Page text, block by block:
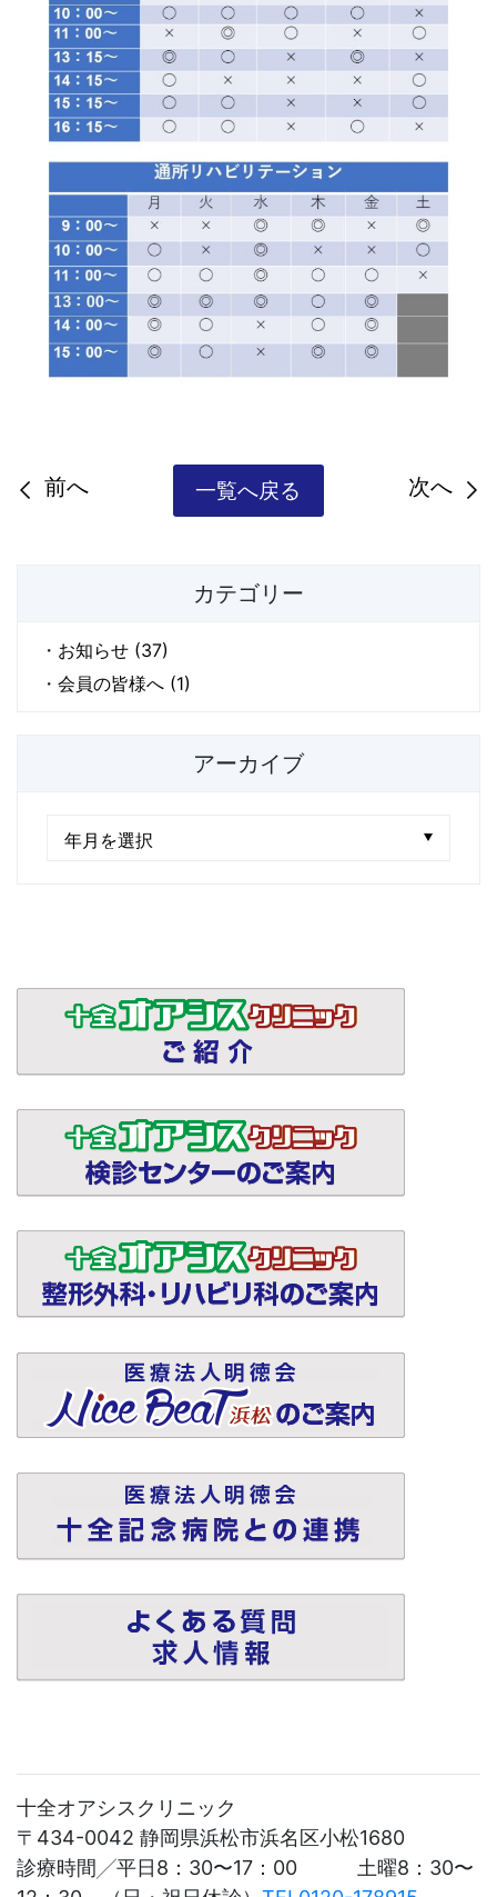
前へ 一覧へ戻る 次へ
カテゴリー
お知らせ (37)
会員の皆様へ (1)
アーカイブ
十全オアシスクリニック
〒434-0042 静岡県浜松市浜名区小松1680
診療時間╱平日8：30〜17：00 土曜8：30〜